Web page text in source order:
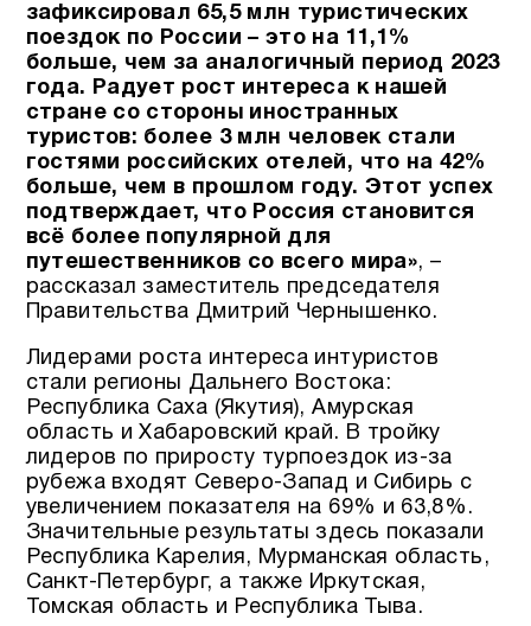
зафиксировал 65,5 млн туристических
поездок по России – это на 11,1%
больше, чем за аналогичный период 2023
года. Радует рост интереса к нашей
стране со стороны иностранных
туристов: более 3 млн человек стали
гостями российских отелей, что на 42%
больше, чем в прошлом году. Этот успех
подтверждает, что Россия становится
всё более популярной для
путешественников со всего мира», –
рассказал заместитель председателя
Правительства Дмитрий Чернышенко.
Лидерами роста интереса интуристов
стали регионы Дальнего Востока:
Республика Саха (Якутия), Амурская
область и Хабаровский край. В тройку
лидеров по приросту турпоездок из-за
рубежа входят Северо-Запад и Сибирь с
увеличением показателя на 69% и 63,8%.
Значительные результаты здесь показали
Республика Карелия, Мурманская область,
Санкт-Петербург, а также Иркутская,
Томская область и Республика Тыва.